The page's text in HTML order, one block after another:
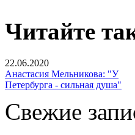
Читайте
22.06.2020
Анастасия Мельникова: "У
Петербурга - сильная душа"
Свежие